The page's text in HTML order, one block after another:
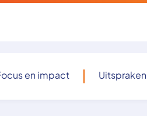
en impact Uitspraken